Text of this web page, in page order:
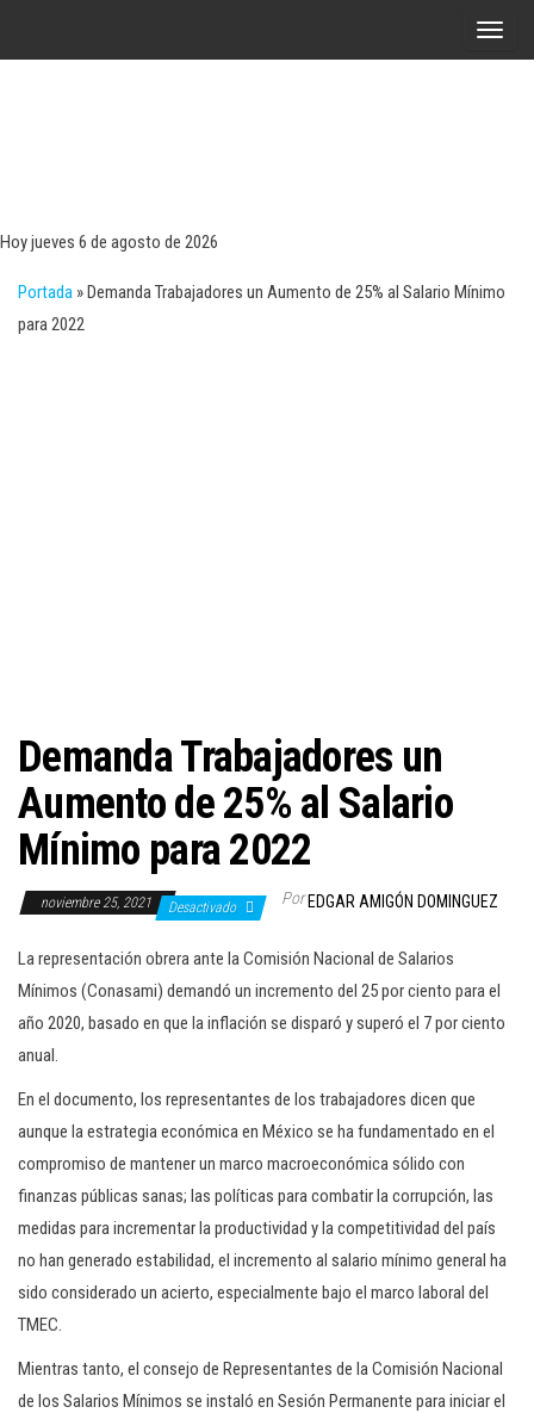
A
l
Hoy jueves 6 de agosto de 2026
Portada »Demanda Trabajadores un Aumento de 25% al Salario Mínimo
para 2022
Demanda Trabajadores un
Aumento de 25% al Salario
Mínimo para 2022
noviembre 25, 2021 Desactivado Por EDGAR AMIGÓN DOMINGUEZ
La representación obrera ante la Comisión Nacional de Salarios
Mínimos (Conasami) demandó un incremento del 25 por ciento para el
año 2020, basado en que la inflación se disparó y superó el 7 por ciento
anual.
En el documento, los representantes de los trabajadores dicen que
aunque la estrategia económica en México se ha fundamentado en el
compromiso de mantener un marco macroeconómica sólido con
finanzas públicas sanas; las políticas para combatir la corrupción, las
medidas para incrementar la productividad y la competitividad del país
no han generado estabilidad, el incremento al salario mínimo general ha
sido considerado un acierto, especialmente bajo el marco laboral del
TMEC.
Mientras tanto, el consejo de Representantes de la Comisión Nacional
de los Salarios Mínimos se instaló en Sesión Permanente para iniciar el